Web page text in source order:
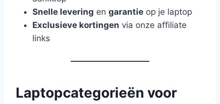
Snelle levering en garantie op je laptop
Exclusieve kortingen via onze affiliate
links
Laptopcategorieën voor